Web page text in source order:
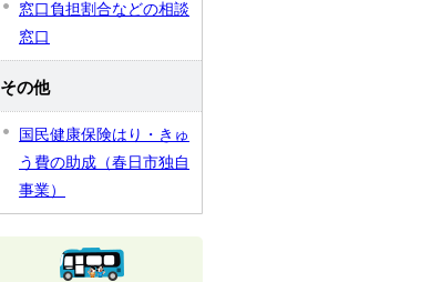
窓口負担割合などの相談
窓口
その他
国民健康保険はり・きゅ
う費の助成（春日市独自
事業）